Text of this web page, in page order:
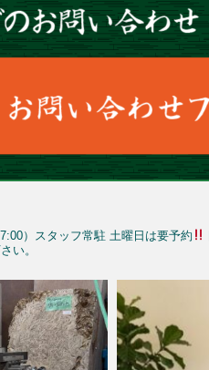
）スタッフ常駐 土曜日は要予約
い。